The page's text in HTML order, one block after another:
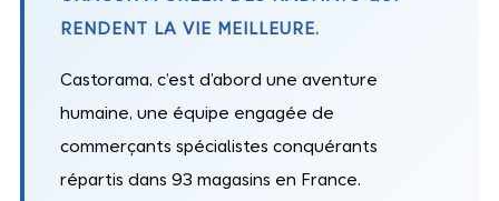
RENDENT LA VIE MEILLEURE.
Castorama, c’est d’abord une aventure
humaine, une équipe engagée de
commerçants spécialistes conquérants
répartis dans 93 magasins en France.